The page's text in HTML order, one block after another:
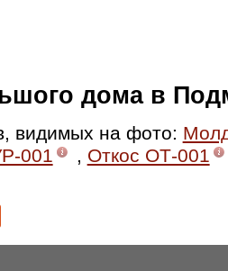
дома в
видимых на фото:
001
, Откос ОТ-001